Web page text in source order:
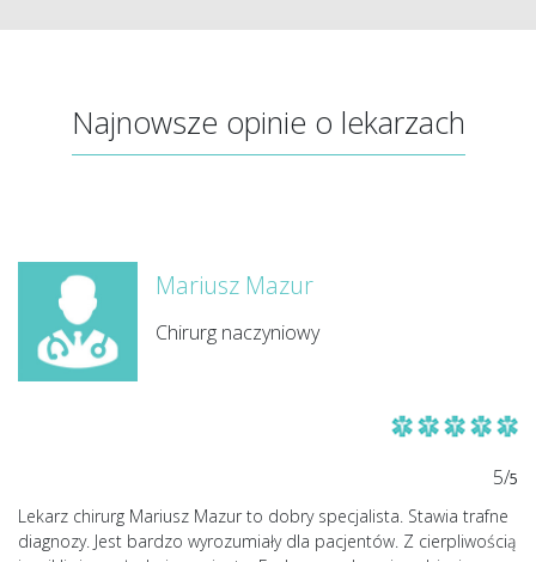
Najnowsze opinie o lekarzach
Mariusz Mazur
Chirurg naczyniowy
5/5
Lekarz chirurg Mariusz Mazur to dobry specjalista. Stawia trafne
diagnozy. Jest bardzo wyrozumiały dla pacjentów. Z cierpliwością